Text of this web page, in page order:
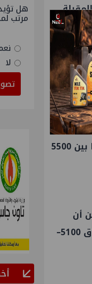
المقبلة
دراسة
بتجدد الطلب
نتوقع
وتكيفه
معها. ونظرًا لتذبذب الأسعار حاليًا، نتوقع أن يصل سعر الأونصة إلى ما بين 5500
أن
يتراحع الزخم الصعودي مؤقتًا، وتعود الأسعار للاستقرار بالقرب من نطاق 5100–
هل
مرتب
لا